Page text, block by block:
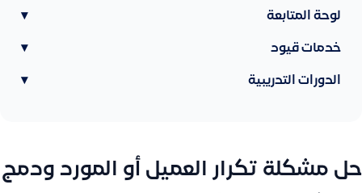
لوحة المتابعة ▾
خدمات قيود ▾
الدورات التدريبية ▾
حل مشكلة تكرار العميل أو المورد ودمج